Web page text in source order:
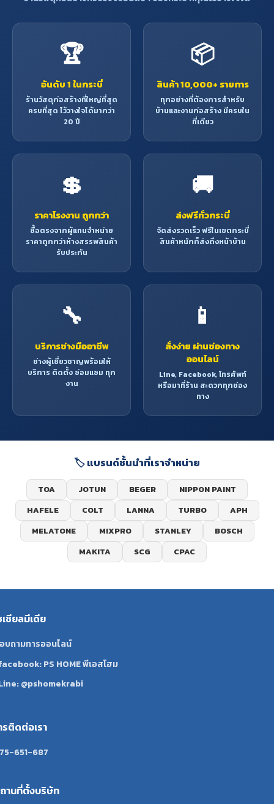
🏆
อันดับ 1 ในกระบี่
ร้านวัสดุก่อสร้างที่ใหญ่ที่สุด
ครบที่สุด ไว้วางใจได้มากว่า
20 ปี
📦
สินค้า 10,000+ รายการ
ทุกอย่างที่ต้องการสำหรับ
บ้านและงานก่อสร้าง มีครบใน
ที่เดียว
💲
ราคาโรงงาน ถูกกว่า
ซื้อตรงจากผู้แทนจำหน่าย
ราคาถูกกว่าห้างสรรพสินค้า
รับประกัน
🚚
ส่งฟรีทั่วกระบี่
จัดส่งรวดเร็ว ฟรีในเขตกระบี่
สินค้าหนักก็ส่งถึงหน้าบ้าน
🔧
บริการช่างมืออาชีพ
ช่างผู้เชี่ยวชาญพร้อมให้
บริการ ติดตั้ง ซ่อมแซม ทุก
งาน
📱
สั่งง่าย ผ่านช่องทาง
ออนไลน์
Line, Facebook, โทรศัพท์
หรือมาที่ร้าน สะดวกทุกช่อง
ทาง
🏷️ แบรนด์ชั้นนำที่เราจำหน่าย
TOA JOTUN BEGER
NIPPON PAINT
HAFELE
COLT LANNA TURBO
APH
MELATONE
MIXPRO STANLEY
BOSCH
MAKITA
SCG CPAC
เชียลมีเดีย
บถามทารออนไลน์
PS HOME พีเอสโฮม
@pshomekrabi
รติดต่อเรา
651-687
านที่ตั้งบริษัท